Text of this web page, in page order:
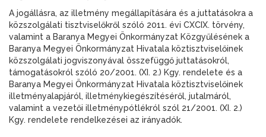
A jogállásra, az illetmény megállapítására és a juttatásokra a
közszolgálati tisztviselőkről szóló 2011. évi CXCIX. törvény,
valamint a Baranya Megyei Önkormányzat Közgyűlésének a
Baranya Megyei Önkormányzat Hivatala köztisztviselőinek
közszolgálati jogviszonyával összefüggő juttatásokról,
támogatásokról szóló 20/2001. (XI. 2.) Kgy. rendelete és a
Baranya Megyei Önkormányzat Hivatala köztisztviselőinek
illetményalapjáról, illetménykiegészítéséről, jutalmáról,
valamint a vezetői illetménypótlékról szól 21/2001. (XI. 2.)
Kgy. rendelete rendelkezései az irányadók.